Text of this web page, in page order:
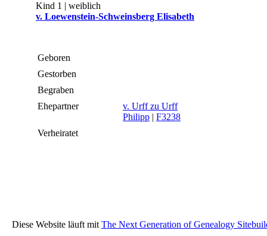
Kind 1 | weiblich
v. Loewenstein-Schweinsberg Elisabeth
Geboren
Gestorben
Begraben
Ehepartner
v. Urff zu Urff
Philipp | F3238
Verheiratet
Diese Website läuft mit The Next Generation of Genealogy